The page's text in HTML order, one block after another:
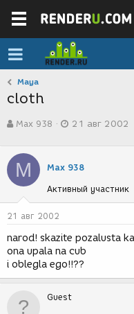
Maya
cloth
в
о
р
т
е
м
ы
Max 938
а
с
з
д
и
я
21 авг 2002
M Max 938
Активный участник
21 авг 2002
narod! skazite pozalusta
ona upala na cub
i oblegla ego!!??
Guest